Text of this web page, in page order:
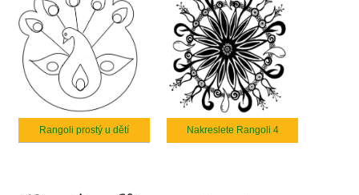
Rangoli prostý u dětí Nakreslete Rangoli 4